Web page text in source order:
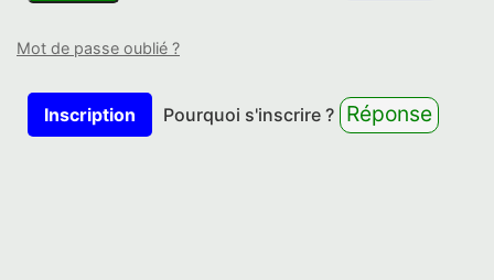
Mot de passe oublié ?
Inscription Pourquoi s'inscrire ? Réponse